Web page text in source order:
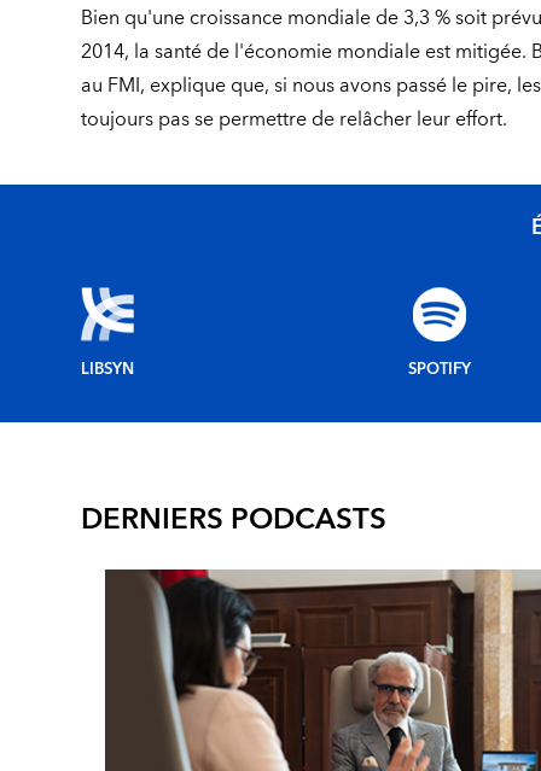
Bien qu'une croissance mondiale de 3,3 % soit
2014, la santé de l'économie mondiale est mitigée.
au FMI, explique que, si nous avons passé le pire,
toujours pas se permettre de relâcher leur effort.
LIBSYN SPOTIFY
DERNIERS PODCASTS